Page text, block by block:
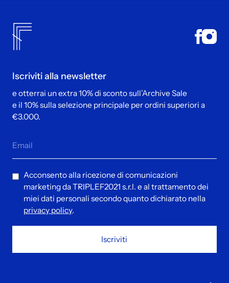
Iscriviti alla newsletter
e otterrai un extra 10% di sconto sull’Archive Sale
e il 10% sulla selezione principale per ordini superiori a
€3.000.
Acconsento alla ricezione di comunicazioni
marketing da TRIPLEF2021 s.r.l. e al trattamento dei
miei dati personali secondo quanto dichiarato nella
privacy policy.
Iscriviti